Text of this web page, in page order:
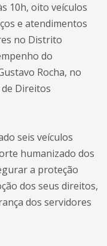
10h, oito veículos
e atendimentos
no Distrito
do
Rocha, no
Direitos
seis veículos
humanizado dos
a proteção
dos seus direitos,
dos servidores